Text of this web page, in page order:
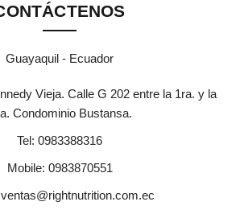
Guayaquil - Ecuador
Vieja. Calle G 202 entre la 1ra. y la
Condominio Bustansa.
Tel: 0983388316
Mobile: 0983870551
ventas@rightnutrition.com.ec